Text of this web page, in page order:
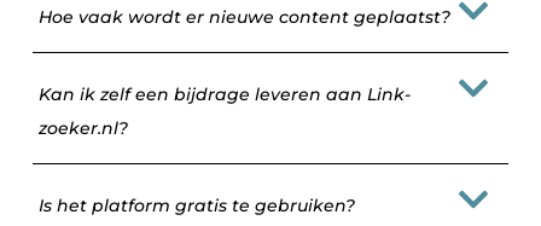
Hoe vaak wordt er nieuwe content geplaatst?
Kan ik zelf een bijdrage leveren aan Link-
zoeker.nl?
Is het platform gratis te gebruiken?